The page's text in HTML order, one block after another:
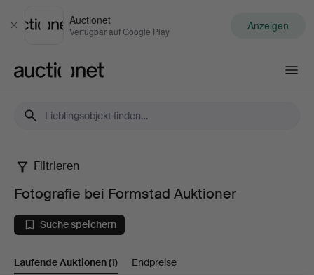
Schließen
Auctionet
Verfügbar auf Google Play Anzeigen
Fotografie
bei
Formstad
Filtrieren
Fotografie bei Formstad Auktioner
Suche speichern
Laufende Auktionen(1) Endpreise